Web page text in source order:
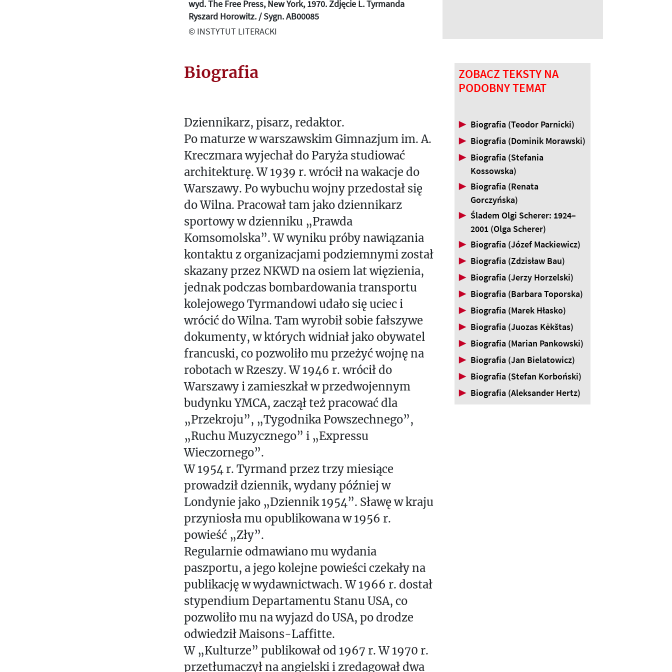
wyd. The Free Press, New York, 1970. Zdjęcie L. Tyrmanda
Ryszard Horowitz. / Sygn. AB00085
© INSTYTUT LITERACKI
Biografia
Dziennikarz, pisarz, redaktor.
Po maturze w warszawskim Gimnazjum im. A.
Kreczmara wyjechał do Paryża studiować
architekturę. W 1939 r. wrócił na wakacje do
Warszawy. Po wybuchu wojny przedostał się
do Wilna. Pracował tam jako dziennikarz
sportowy w dzienniku „Prawda
Komsomolska”. W wyniku próby nawiązania
kontaktu z organizacjami podziemnymi został
skazany przez NKWD na osiem lat więzienia,
jednak podczas bombardowania transportu
kolejowego Tyrmandowi udało się uciec i
wrócić do Wilna. Tam wyrobił sobie fałszywe
dokumenty, w których widniał jako obywatel
francuski, co pozwoliło mu przeżyć wojnę na
robotach w Rzeszy. W 1946 r. wrócił do
Warszawy i zamieszkał w przedwojennym
budynku YMCA, zaczął też pracować dla
„Przekroju”, „Tygodnika Powszechnego”,
„Ruchu Muzycznego” i „Expressu
Wieczornego”.
W 1954 r. Tyrmand przez trzy miesiące
prowadził dziennik, wydany później w
Londynie jako „Dziennik 1954”. Sławę w kraju
przyniosła mu opublikowana w 1956 r.
powieść „Zły”.
Regularnie odmawiano mu wydania
paszportu, a jego kolejne powieści czekały na
publikację w wydawnictwach. W 1966 r. dostał
stypendium Departamentu Stanu USA, co
pozwoliło mu na wyjazd do USA, po drodze
odwiedził Maisons-Laffitte.
W „Kulturze” publikował od 1967 r. W 1970 r.
przetłumaczył na angielski i zredagował dwa
ZOBACZ TEKSTY NA
PODOBNY TEMAT
▶ Biografia (Teodor Parnicki)
▶ Biografia (Dominik Morawski)
▶ Biografia (Stefania
Kossowska)
▶ Biografia (Renata
Gorczyńska)
▶ Śladem Olgi Scherer: 1924–
2001 (Olga Scherer)
▶ Biografia (Józef Mackiewicz)
▶ Biografia (Zdzisław Bau)
▶ Biografia (Jerzy Horzelski)
▶ Biografia (Barbara Toporska)
▶ Biografia (Marek Hłasko)
▶ Biografia (Juozas Kėkštas)
▶ Biografia (Marian Pankowski)
▶ Biografia (Jan Bielatowicz)
▶ Biografia (Stefan Korboński)
▶ Biografia (Aleksander Hertz)